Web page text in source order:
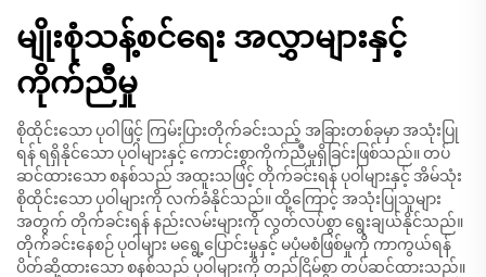
မျိုးစုံသန့်စင်ရေး အလွှာများနှင့်
ကိုက်ညီမှု
စိုထိုင်းသော ပုဝါဖြင့် ကြမ်းပြားတိုက်ခင်းသည့် အခြားတစ်ခုမှာ အသုံးပြု
ရန် ရရှိနိုင်သော ပုဝါများနှင့် ကောင်းစွာကိုက်ညီမှုရှိခြင်းဖြစ်သည်။ တပ်
ဆင်ထားသော စနစ်သည် အထူးသဖြင့် တိုက်ခင်းရန် ပုဝါများနှင့် အိမ်သုံး
စိုထိုင်းသော ပုဝါများကို လက်ခံနိုင်သည်။ ထို့ကြောင့် အသုံးပြုသူများ
အတွက် တိုက်ခင်းရန် နည်းလမ်းများကို လွတ်လပ်စွာ ရွေးချယ်နိုင်သည်။
တိုက်ခင်းနေစဉ် ပုဝါများ မရွေ့ပြောင်းမှုနှင့် မပုံမစံဖြစ်မှုကို ကာကွယ်ရန်
ပိတ်ဆို့ထားသော စနစ်သည် ပုဝါများကို တည်ငြိမ်စွာ တပ်ဆင်ထားသည်။